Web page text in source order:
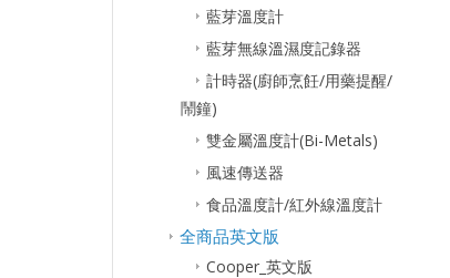
藍芽溫度計
藍芽無線溫濕度記錄器
計時器(廚師烹飪/用藥提醒/
鬧鐘)
雙金屬溫度計(Bi-Metals)
風速傳送器
食品溫度計/紅外線溫度計
全商品英文版
Cooper_英文版